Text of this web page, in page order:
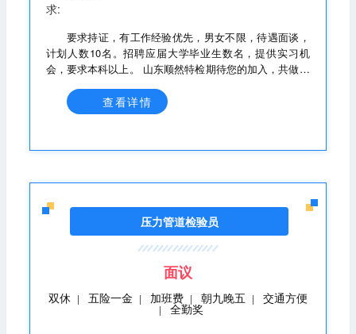
求:
要求持证，有工作经验优先，男女不限，待遇面谈，
计划人数10名。招聘应届大学毕业生数名，提供实习机
会，要求本科以上。 山东顺然特检期待您的加入，共做特
查看详情
压力管道检验员
面议
双休 | 五险一金 | 加班费 | 朝九晚五 | 交通方便
| 全勤奖